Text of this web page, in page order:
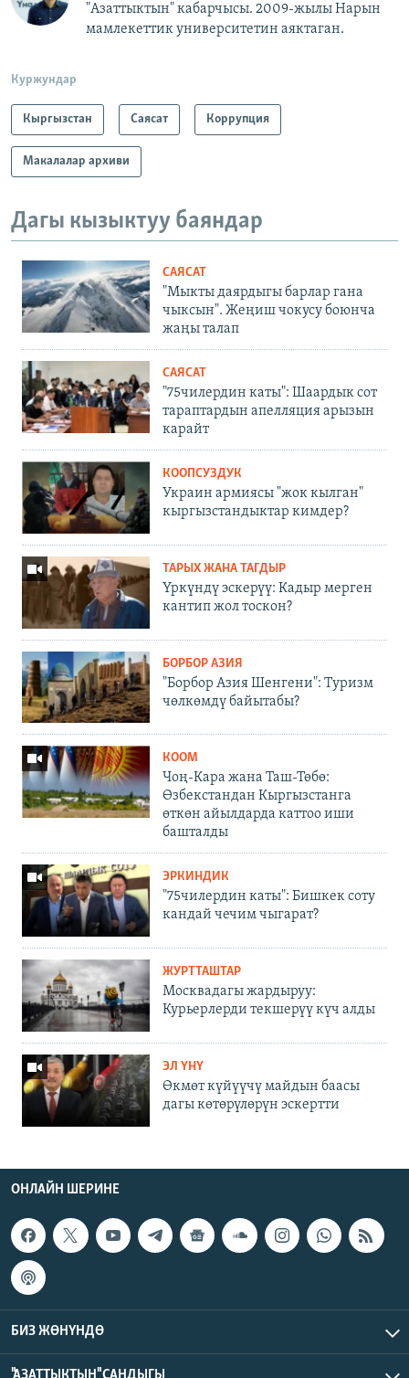
"Азаттыктын" кабарчысы. 2009-жылы Нарын
мамлекеттик университетин аяктаган.
Куржундар
Кыргызстан Саясат Коррупция
Макалалар архиви
Дагы кызыктуу баяндар
САЯСАТ
"Мыкты даярдыгы барлар гана
чыксын". Жеңиш чокусу боюнча
жаңы талап
САЯСАТ
"75чилердин каты": Шаардык сот
тараптардын апелляция арызын
карайт
КООПСУЗДУК
Украин армиясы "жок кылган"
кыргызстандыктар кимдер?
ТАРЫХ ЖАНА ТАГДЫР
Үркүндү эскерүү: Кадыр мерген
кантип жол тоскон?
БОРБОР АЗИЯ
"Борбор Азия Шенгени": Туризм
чөлкөмдү байытабы?
КООМ
Чоң-Кара жана Таш-Төбө:
Өзбекстандан Кыргызстанга
өткөн айылдарда каттоо иши
башталды
ЭРКИНДИК
"75чилердин каты": Бишкек соту
кандай чечим чыгарат?
ЖУРТТАШТАР
Москвадагы жардыруу:
Курьерлерди текшерүү күч алды
ЭЛ ҮНҮ
Өкмөт күйүүчү майдын баасы
дагы көтөрүлөрүн эскертти
ОНЛАЙН ШЕРИНЕ
БИЗ ЖӨНҮНДӨ